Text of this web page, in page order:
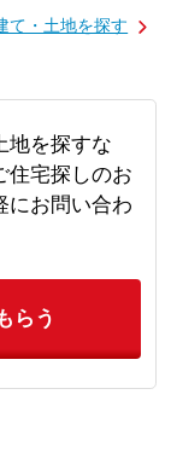
て・土地を探す
地を探すな
住宅探しのお
にお問い合わ
らう